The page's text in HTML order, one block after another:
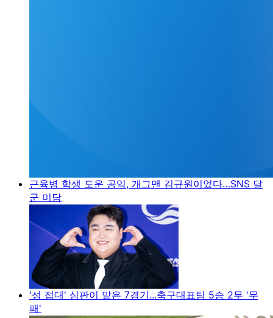
근육병 학생 도운 공익, 개그맨 김규원이었다…SNS 달
군 미담
'성 접대' 심판이 맡은 7경기...축구대표팀 5승 2무 '무
패'